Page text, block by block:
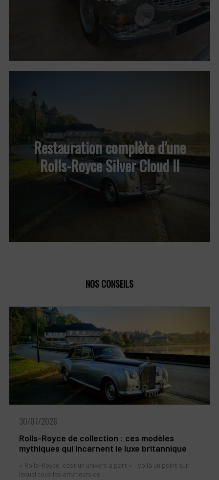
Restauration complète d’une
Rolls-Royce Silver Cloud II
NOS CONSEILS
30/07/2026
Rolls-Royce de collection : ces modèles
mythiques qui incarnent le luxe britannique
« Rolls-Royce, c’est un univers à part » : voilà un point sur
lequel tous les amateurs de...